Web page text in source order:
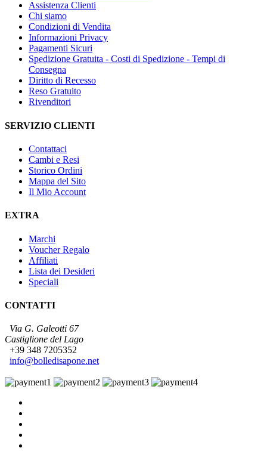
Assistenza Clienti
Chi siamo
Condizioni di Vendita
Informazioni Privacy
Pagamenti Sicuri
Spedizione Gratuita - Costi di Spedizione - Tempi di
Consegna
Diritto di Recesso
Reso Gratuito
Rivenditori
SERVIZIO CLIENTI
Contattaci
Cambi e Resi
Storico Ordini
Mappa del Sito
Il Mio Account
EXTRA
Marchi
Voucher Regalo
Affiliati
Lista dei Desideri
Speciali
CONTATTI
Via G. Galeotti 67
Castiglione del Lago
+39 348 7205352
info@bolledisapone.net